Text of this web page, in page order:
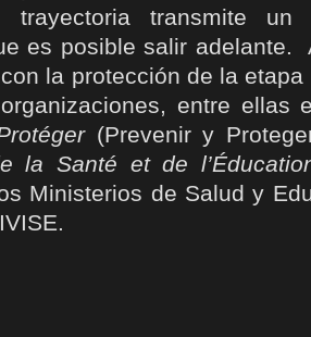
trayectoria transmite
es posible salir adelante.
la protección de la
entre
(Prevenir y
la Santé et de
Ministerios de Salud y